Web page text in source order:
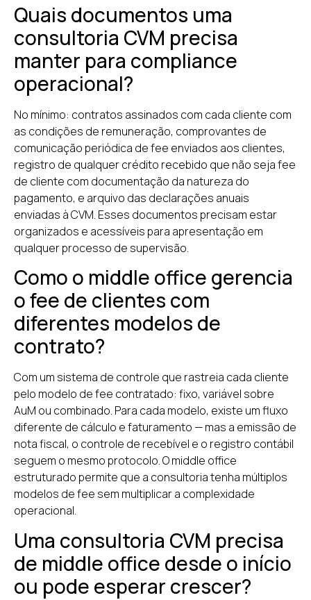
Quais documentos uma
consultoria CVM precisa
manter para compliance
operacional?
No mínimo: contratos assinados com cada cliente com
as condições de remuneração, comprovantes de
comunicação periódica de fee enviados aos clientes,
registro de qualquer crédito recebido que não seja fee
de cliente com documentação da natureza do
pagamento, e arquivo das declarações anuais
enviadas à CVM. Esses documentos precisam estar
organizados e acessíveis para apresentação em
qualquer processo de supervisão.
Como o middle office gerencia
o fee de clientes com
diferentes modelos de
contrato?
Com um sistema de controle que rastreia cada cliente
pelo modelo de fee contratado: fixo, variável sobre
AuM ou combinado. Para cada modelo, existe um fluxo
diferente de cálculo e faturamento — mas a emissão de
nota fiscal, o controle de recebível e o registro contábil
seguem o mesmo protocolo. O middle office
estruturado permite que a consultoria tenha múltiplos
modelos de fee sem multiplicar a complexidade
operacional.
Uma consultoria CVM precisa
de middle office desde o início
ou pode esperar crescer?